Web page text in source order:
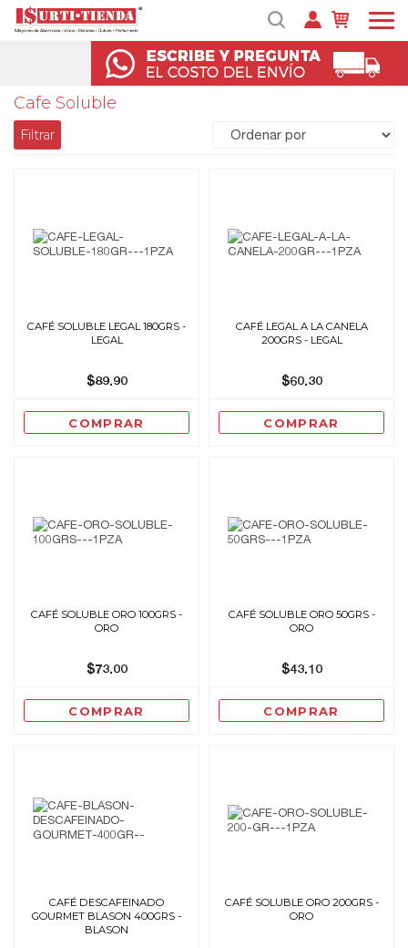
Cafe Soluble
Filtrar
CAFÉ SOLUBLE LEGAL 180GRS -
LEGAL
$89.90
COMPRAR
CAFÉ LEGAL A LA CANELA
200GRS - LEGAL
$60.30
COMPRAR
CAFÉ SOLUBLE ORO 100GRS -
ORO
$73.00
COMPRAR
CAFÉ SOLUBLE ORO 50GRS -
ORO
$43.10
COMPRAR
CAFÉ DESCAFEINADO
GOURMET BLASON 400GRS -
BLASON
CAFÉ SOLUBLE ORO 200GRS -
ORO